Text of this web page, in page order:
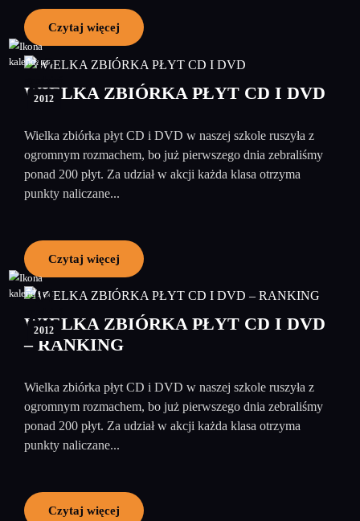
Czytaj więcej
12
2012
WIELKA ZBIÓRKA PŁYT CD I DVD
Wielka zbiórka płyt CD i DVD w naszej szkole ruszyła z
ogromnym rozmachem, bo już pierwszego dnia zebraliśmy
ponad 200 płyt. Za udział w akcji każda klasa otrzyma
punkty naliczane...
Czytaj więcej
04
2012
WIELKA ZBIÓRKA PŁYT CD I DVD
– RANKING
Wielka zbiórka płyt CD i DVD w naszej szkole ruszyła z
ogromnym rozmachem, bo już pierwszego dnia zebraliśmy
ponad 200 płyt. Za udział w akcji każda klasa otrzyma
punkty naliczane...
Czytaj więcej